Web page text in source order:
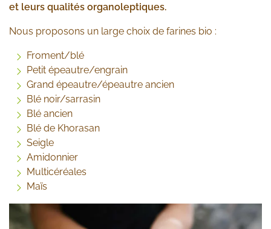
et leurs qualités organoleptiques.
Nous proposons un large choix de farines bio :
Froment/blé
Petit épeautre/engrain
Grand épeautre/épeautre ancien
Blé noir/sarrasin
Blé ancien
Blé de Khorasan
Seigle
Amidonnier
Multicéréales
Maïs